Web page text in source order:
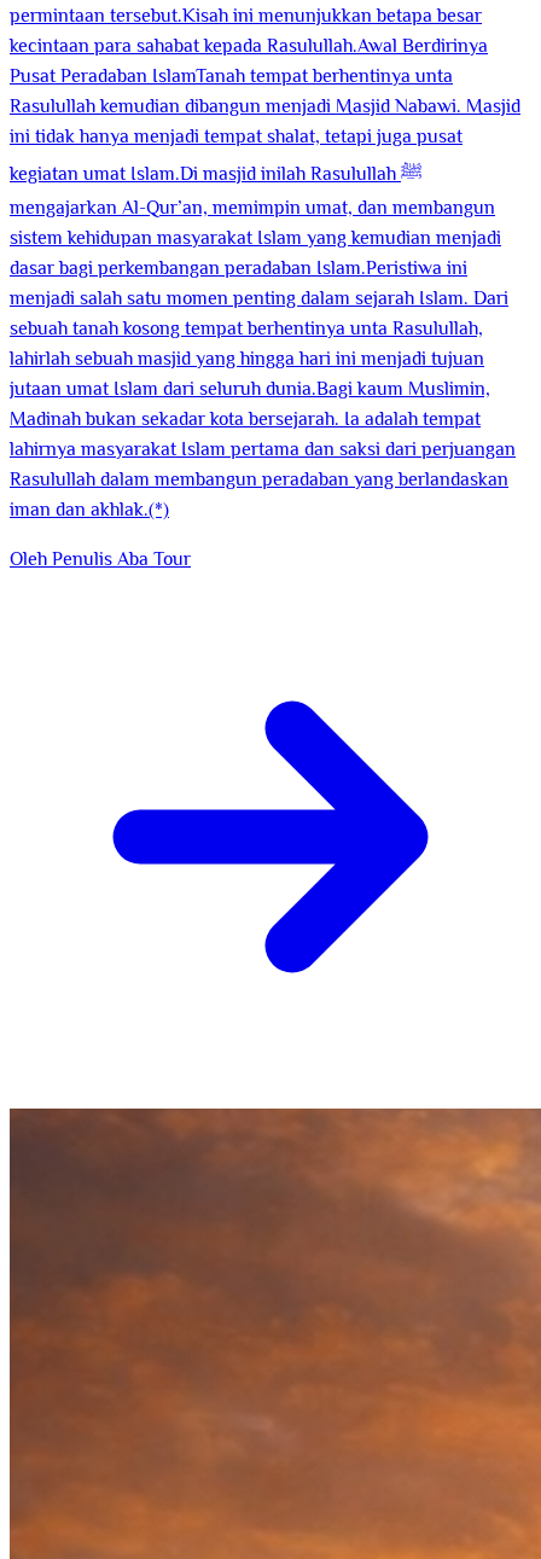
permintaan tersebut.Kisah ini menunjukkan betapa besar
kecintaan para sahabat kepada Rasulullah.Awal Berdirinya
Pusat Peradaban IslamTanah tempat berhentinya unta
Rasulullah kemudian dibangun menjadi Masjid Nabawi. Masjid
ini tidak hanya menjadi tempat shalat, tetapi juga pusat
kegiatan umat Islam.Di masjid inilah Rasulullah ﷺ
mengajarkan Al-Qur’an, memimpin umat, dan membangun
sistem kehidupan masyarakat Islam yang kemudian menjadi
dasar bagi perkembangan peradaban Islam.Peristiwa ini
menjadi salah satu momen penting dalam sejarah Islam. Dari
sebuah tanah kosong tempat berhentinya unta Rasulullah,
lahirlah sebuah masjid yang hingga hari ini menjadi tujuan
jutaan umat Islam dari seluruh dunia.Bagi kaum Muslimin,
Madinah bukan sekadar kota bersejarah. Ia adalah tempat
lahirnya masyarakat Islam pertama dan saksi dari perjuangan
Rasulullah dalam membangun peradaban yang berlandaskan
iman dan akhlak.(*)
Oleh PenulisAba Tour